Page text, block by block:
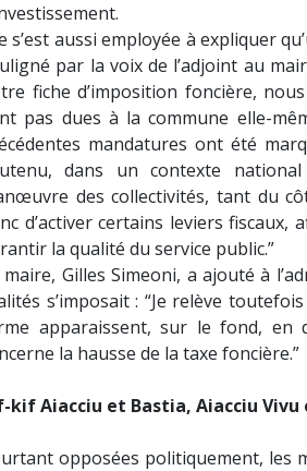
s’est aussi employée à expliquer
par la voix de l’adjoint au
fiche d’imposition foncière,
pas dues à la commune elle-
mandatures ont été
dans un contexte
des collectivités, tant du
d’activer certains leviers fiscaux,
la qualité du service public.”
maire, Gilles Simeoni, a ajouté à
s’imposait : “Je relève
apparaissent, sur le fond, en
la hausse de la taxe foncière.”
kif Aiacciu et Bastia, Aiacciu
opposées politiquement, les